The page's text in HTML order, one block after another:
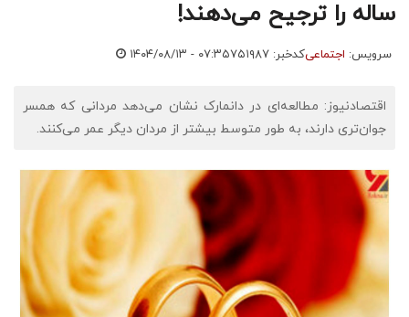
ساله را ترجیح می‌دهند!
سرویس: اجتماعیکدخبر: ۷۵۱۹۸۷ ۱۴۰۴/۰۸/۱۳ - ۰۷:۳۵
اقتصادنیوز: مطالعه‌ای در دانمارک نشان می‌دهد مردانی که همسر
جوان‌تری دارند، به طور متوسط بیشتر از مردان دیگر عمر می‌کنند.